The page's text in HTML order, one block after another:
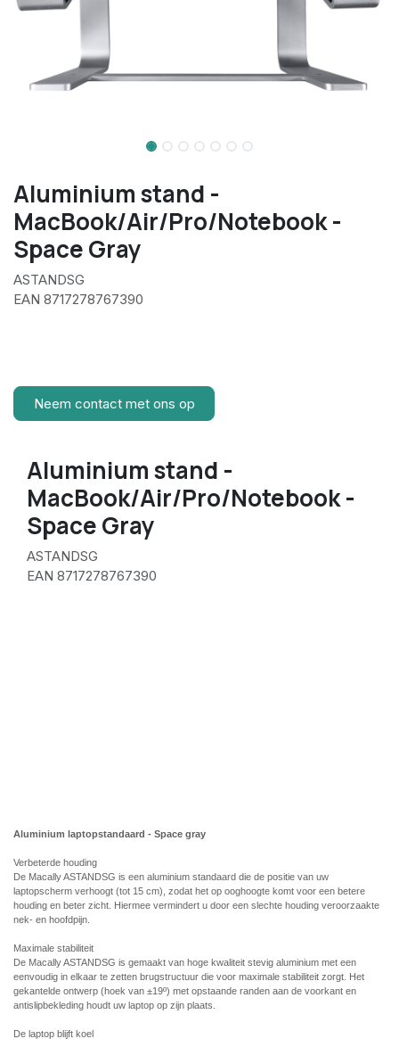
Aluminium stand -
MacBook/Air/Pro/Notebook -
Space Gray
ASTANDSG
EAN 8717278767390
Neem contact met ons op
Aluminium stand -
MacBook/Air/Pro/Notebook -
Space Gray
ASTANDSG
EAN 8717278767390
Aluminium laptopstandaard - Space gray
Verbeterde houding
De Macally ASTANDSG is een aluminium standaard die de positie van uw
laptopscherm verhoogt (tot 15 cm), zodat het op ooghoogte komt voor een betere
houding en beter zicht. Hiermee vermindert u door een slechte houding veroorzaakte
nek- en hoofdpijn.
Maximale stabiliteit
De Macally ASTANDSG is gemaakt van hoge kwaliteit stevig aluminium met een
eenvoudig in elkaar te zetten brugstructuur die voor maximale stabiliteit zorgt. Het
gekantelde ontwerp (hoek van ±19º) met opstaande randen aan de voorkant en
antislipbekleding houdt uw laptop op zijn plaats.
De laptop blijft koel